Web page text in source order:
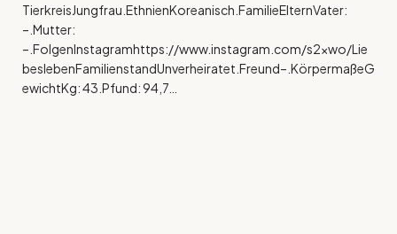
TierkreisJungfrau.EthnienKoreanisch.FamilieElternVater:
–.Mutter:
–.FolgenInstagramhttps://www.instagram.com/s2xwo/Lie
beslebenFamilienstandUnverheiratet.Freund–.KörpermaßeG
ewichtKg: 43.Pfund: 94,7…